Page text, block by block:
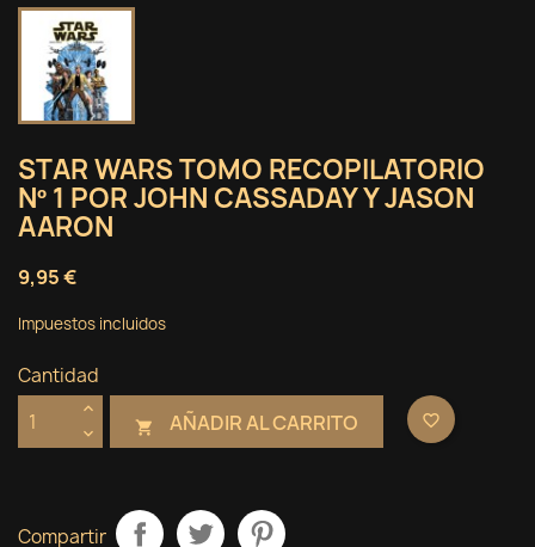
STAR WARS TOMO RECOPILATORIO
Nº 1 POR JOHN CASSADAY Y JASON
AARON
9,95 €
Impuestos incluidos
Cantidad
 AÑADIR AL CARRITO favorite_border
Compartir